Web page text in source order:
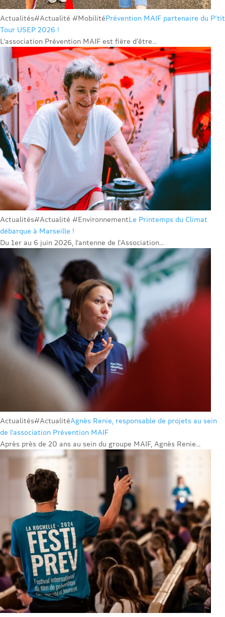
Actualités#Actualité #MobilitéPrévention MAIF partenaire du P’tit
Tour USEP 2026 !
L’association Prévention MAIF est fière d’être...
Actualités#Actualité #EnvironnementLe Printemps du Climat
débarque à Marseille !
Du 1er au 6 juin 2026, l’antenne de l’Association...
Actualités#ActualitéAgnès Renie, responsable de projets au sein
de l’association Prévention MAIF
Après près de 20 ans au sein du groupe MAIF, Agnès Renie...